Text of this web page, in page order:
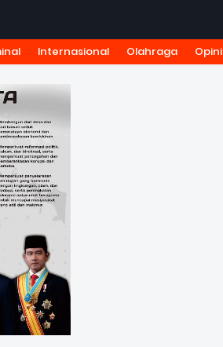
SIBER KODE ETIK JURNALISTIK
Internasional Olahraga Opini